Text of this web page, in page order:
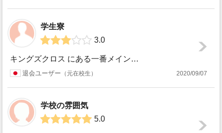
学生寮
3.0
キングズクロス にある一番メインの学生寮に滞在していました。 部屋はキッチンが共有の一番安いタイプのものです。 シャワートイレが共用ではないのはよかったで...
退会ユーザー 元在校生 2020/09/07
学校の雰囲気
5.0